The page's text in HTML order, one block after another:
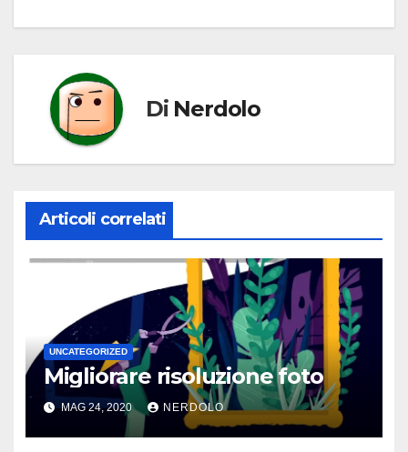
Di Nerdolo
Articoli correlati
UNCATEGORIZED
Migliorare risoluzione foto
MAG 24, 2020 NERDOLO